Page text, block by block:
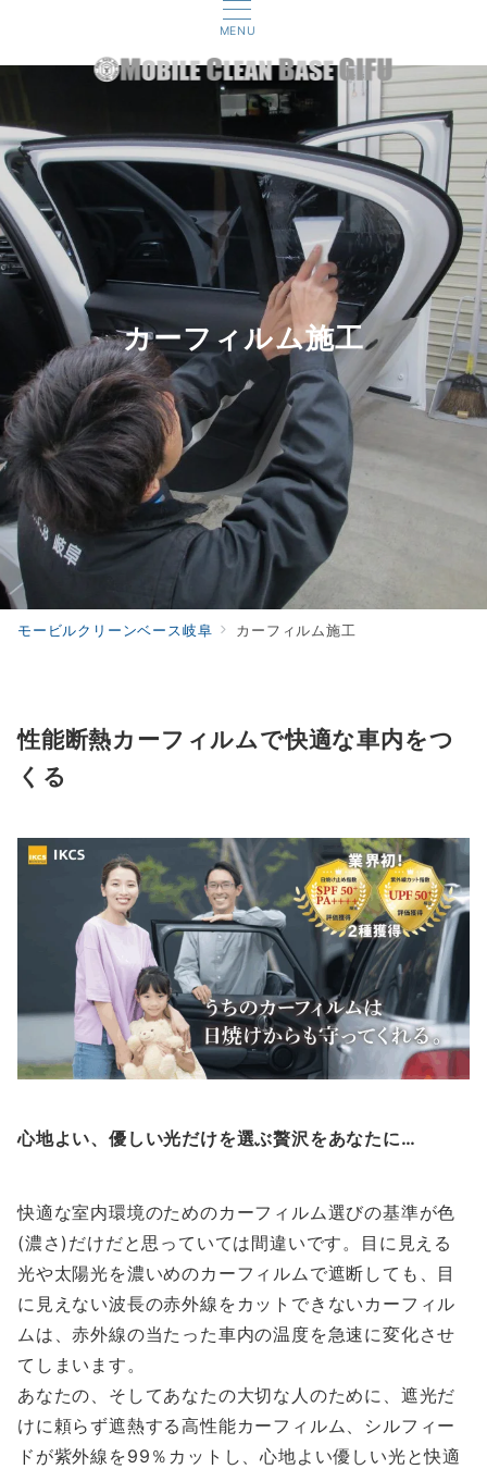
MENU
カーフィルム施工
モービルクリーンベース岐阜 カーフィルム施工
性能断熱カーフィルムで快適な車内をつ
くる
心地よい、優しい光だけを選ぶ贅沢をあなたに…
快適な室内環境のためのカーフィルム選びの基準が色
(濃さ)だけだと思っていては間違いです。目に見える
光や太陽光を濃いめのカーフィルムで遮断しても、目
に見えない波長の赤外線をカットできないカーフィル
ムは、赤外線の当たった車内の温度を急速に変化させ
てしまいます。
あなたの、そしてあなたの大切な人のために、遮光だ
けに頼らず遮熱する高性能カーフィルム、シルフィー
ドが紫外線を99％カットし、心地よい優しい光と快適